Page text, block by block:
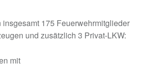
insgesamt 175 Feuerwehrmitglieder
und zusätzlich 3 Privat-LKW:
mit